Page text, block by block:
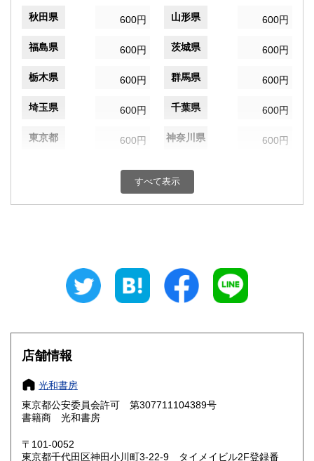
秋田県 600円 山形県 600円
福島県 600円 茨城県 600円
栃木県 600円 群馬県 600円
埼玉県 600円 千葉県 600円
東京都 600円 神奈川県 600円
600円 富山県
600円 三重県
大阪府
奈良県
鳥取県 600円 島根県
岡山県
すべて表示
店舗情報
光和書房
東京都公安委員会許可 第307711104389号
書籍商 光和書房
〒101-0052
東京都千代田区神田小川町3-22-9 タイメイビル2F登録番